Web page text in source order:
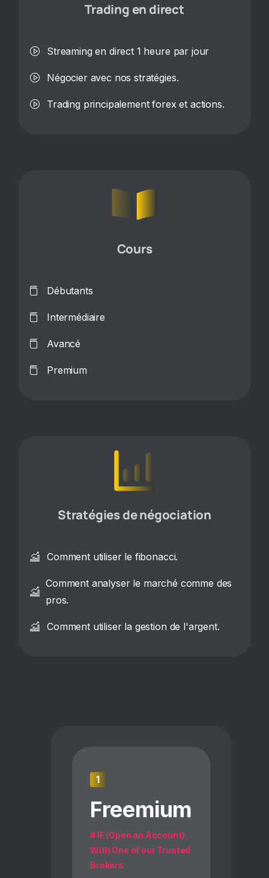
Trading en direct
Streaming en direct 1 heure par jour
Négocier avec nos stratégies.
Trading principalement forex et actions.
Cours
Débutants
Intermédiaire
Avancé
Premium
Stratégies de négociation
Comment utiliser le fibonacci.
Comment analyser le marché comme des
pros.
Comment utiliser la gestion de l'argent.
1
Freemium
# IF (Open an Account)
With One of our Trusted
Brokers